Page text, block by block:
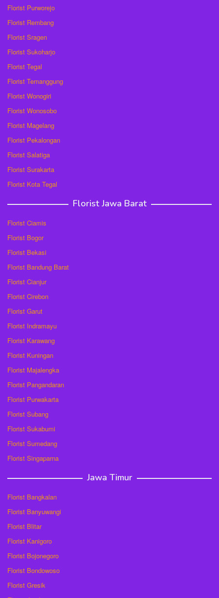
Florist Purworejo
Florist Rembang
Florist Sragen
Florist Sukoharjo
Florist Tegal
Florist Temanggung
Florist Wonogiri
Florist Wonosobo
Florist Magelang
Florist Pekalongan
Florist Salatiga
Florist Surakarta
Florist Kota Tegal
Florist Jawa Barat
Florist Ciamis
Florist Bogor
Florist Bekasi
Florist Bandung Barat
Florist Cianjur
Florist Cirebon
Florist Garut
Florist Indramayu
Florist Karawang
Florist Kuningan
Florist Majalengka
Florist Pangandaran
Florist Purwakarta
Florist Subang
Florist Sukabumi
Florist Sumedang
Florist Singaparna
Jawa Timur
Florist Bangkalan
Florist Banyuwangi
Florist Blitar
Florist Kanigoro
Florist Bojonegoro
Florist Bondowoso
Florist Gresik